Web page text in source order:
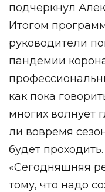
подчеркнул
Итогом
руководители
пандемии
как пока
многих волнует
ли вовремя
будет проходить.
«Сегодняшняя
тому, что надо